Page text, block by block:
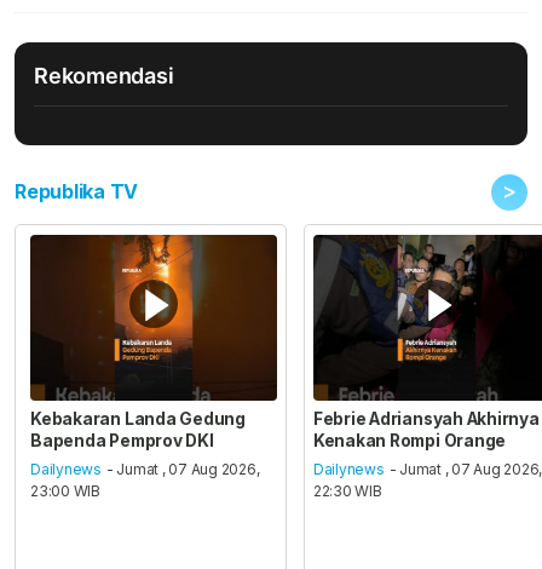
Rekomendasi
Republika TV >
Kebakaran Landa Gedung
Bapenda Pemprov DKI
Dailynews - Jumat , 07 Aug 2026,
23:00 WIB
Febrie Adriansyah Akhirnya
Kenakan Rompi Orange
Dailynews - Jumat , 07 Aug 2026,
22:30 WIB